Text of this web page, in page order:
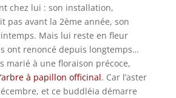
chez lui : son installation,
pas avant la 2ème année, son
Mais lui reste en fleur
ont renoncé depuis longtemps…
marié à une floraison précoce,
‘arbre à papillon officinal. Car l’aster
et ce buddléia démarre